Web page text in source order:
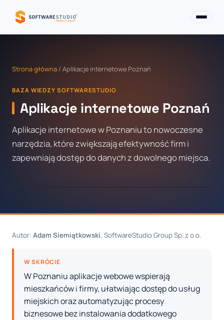
Strona główna / Aplikacje internetowe Poznań
BAZA WIEDZY SOFTWARESTUDIO
Aplikacje internetowe Poznań
Aplikacje internetowe w Poznaniu to nowoczesne
narzędzia, które zwiększają efektywność firm i
zapewniają dostęp do danych z dowolnego miejsca.
Autor: Adam Siemiątkowski, SoftwareStudio Group Sp. z o.o.
W SKRÓCIE
W Poznaniu aplikacje webowe wspierają
mieszkańców i firmy, ułatwiając dostęp do usług
miejskich oraz automatyzując procesy
biznesowe bez instalowania dodatkowego